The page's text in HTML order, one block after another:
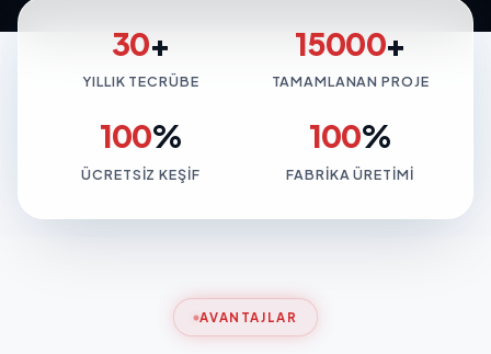
30+
YILLIK TECRÜBE
15000+
TAMAMLANAN PROJE
100%
ÜCRETSIZ KEŞIF
100%
FABRIKA ÜRETIMI
AVANTAJLAR